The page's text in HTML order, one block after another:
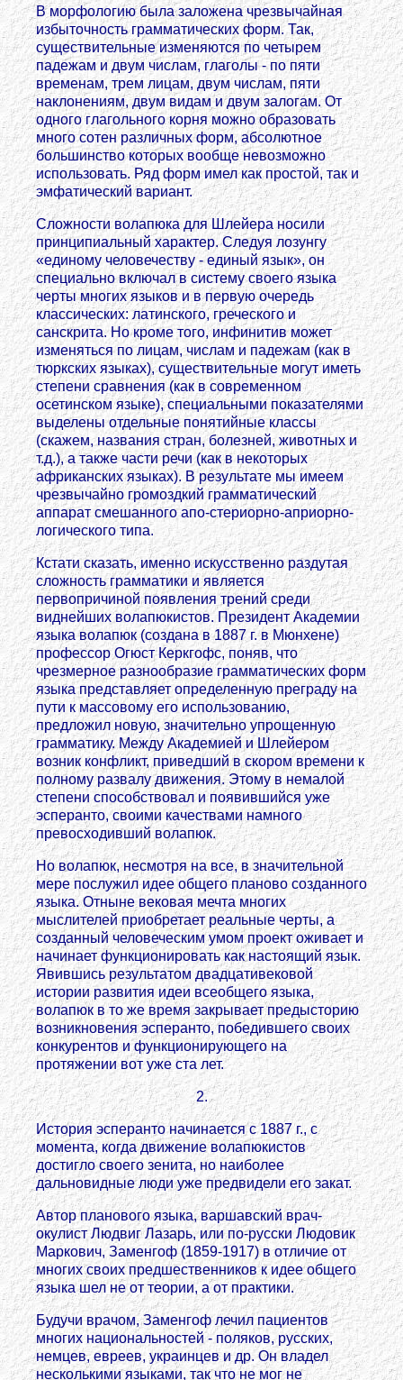
В морфологию была заложена чрезвычайная
избыточность грамматических форм. Так,
существительные изменяются по четырем
падежам и двум числам, глаголы - по пяти
временам, трем лицам, двум числам, пяти
наклонениям, двум видам и двум залогам. От
одного глагольного корня можно образовать
много сотен различных форм, абсолютное
большинство которых вообще невозможно
использовать. Ряд форм имел как простой, так и
эмфатический вариант.
Сложности волапюка для Шлейера носили
принципиальный характер. Следуя лозунгу
«единому человечеству - единый язык», он
специально включал в систему своего языка
черты многих языков и в первую очередь
классических: латинского, греческого и
санскрита. Но кроме того, инфинитив может
изменяться по лицам, числам и падежам (как в
тюркских языках), существительные могут иметь
степени сравнения (как в современном
осетинском языке), специальными показателями
выделены отдельные понятийные классы
(скажем, названия стран, болезней, животных и
т.д.), а также части речи (как в некоторых
африканских языках). В результате мы имеем
чрезвычайно громоздкий грамматический
аппарат смешанного апо-стериорно-априорно-
логического типа.
Кстати сказать, именно искусственно раздутая
сложность грамматики и является
первопричиной появления трений среди
виднейших волапюкистов. Президент Академии
языка волапюк (создана в 1887 г. в Мюнхене)
профессор Огюст Керкгофс, поняв, что
чрезмерное разнообразие грамматических форм
языка представляет определенную преграду на
пути к массовому его использованию,
предложил новую, значительно упрощенную
грамматику. Между Академией и Шлейером
возник конфликт, приведший в скором времени к
полному развалу движения. Этому в немалой
степени способствовал и появившийся уже
эсперанто, своими качествами намного
превосходивший волапюк.
Но волапюк, несмотря на все, в значительной
мере послужил идее общего планово созданного
языка. Отныне вековая мечта многих
мыслителей приобретает реальные черты, а
созданный человеческим умом проект оживает и
начинает функционировать как настоящий язык.
Явившись результатом двадцативековой
истории развития идеи всеобщего языка,
волапюк в то же время закрывает предысторию
возникновения эсперанто, победившего своих
конкурентов и функционирующего на
протяжении вот уже ста лет.
2.
История эсперанто начинается с 1887 г., с
момента, когда движение волапюкистов
достигло своего зенита, но наиболее
дальновидные люди уже предвидели его закат.
Автор планового языка, варшавский врач-
окулист Людвиг Лазарь, или по-русски Людовик
Маркович, Заменгоф (1859-1917) в отличие от
многих своих предшественников к идее общего
языка шел не от теории, а от практики.
Будучи врачом, Заменгоф лечил пациентов
многих национальностей - поляков, русских,
немцев, евреев, украинцев и др. Он владел
несколькими языками, так что не мог не